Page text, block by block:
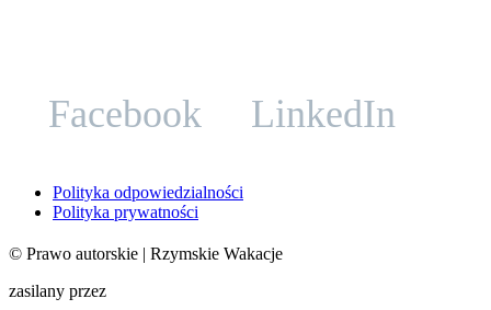
Facebook LinkedIn
Polityka odpowiedzialności
Polityka prywatności
© Prawo autorskie | Rzymskie Wakacje
zasilany przez